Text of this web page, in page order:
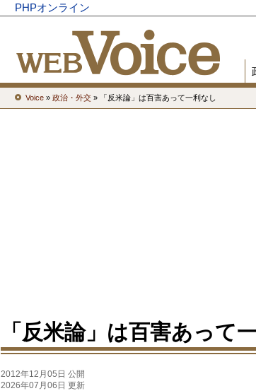
PHPオンライン
Voice » 政治・外交 » 「反米論」は百害あって一利なし
「反米論」は百害あって
2012年12月05日 公開
2026年07月06日 更新